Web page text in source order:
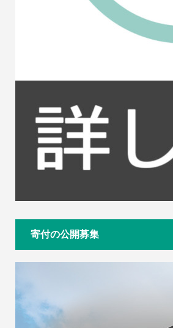
寄付の公開募集